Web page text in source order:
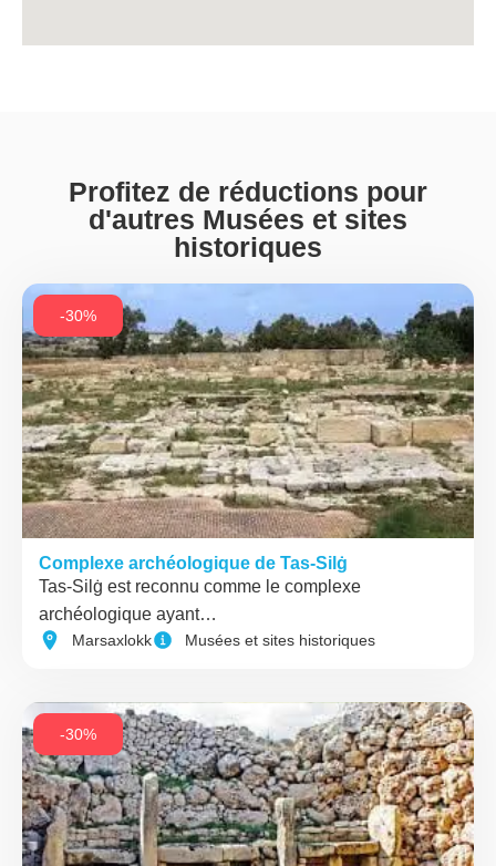
Profitez de réductions pour
d'autres Musées et sites
historiques
-30%
Complexe archéologique de Tas-Silġ
Tas-Silġ est reconnu comme le complexe
archéologique ayant…
Marsaxlokk Musées et sites historiques
-30%